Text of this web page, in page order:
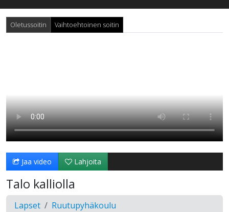
Oletussoitin Vaihtoehtoinen soitin
Jaa video Lahjoita
Talo kalliolla
Lapset Ruutupyhäkoulu